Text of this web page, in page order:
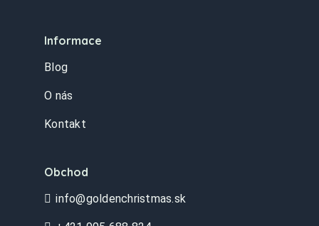
Informace
Blog
O nás
Kontakt
Obchod
info@goldenchristmas.sk